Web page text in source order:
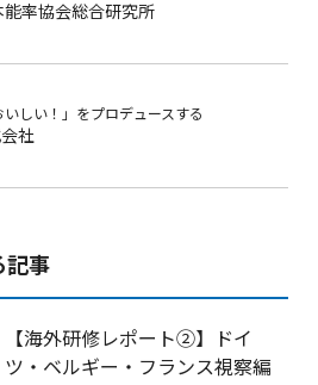
能率協会総合研究所
いしい！」をプロデュースする
社
記事
【海外研修レポート②】ドイ
ツ・ベルギー・フランス視察編